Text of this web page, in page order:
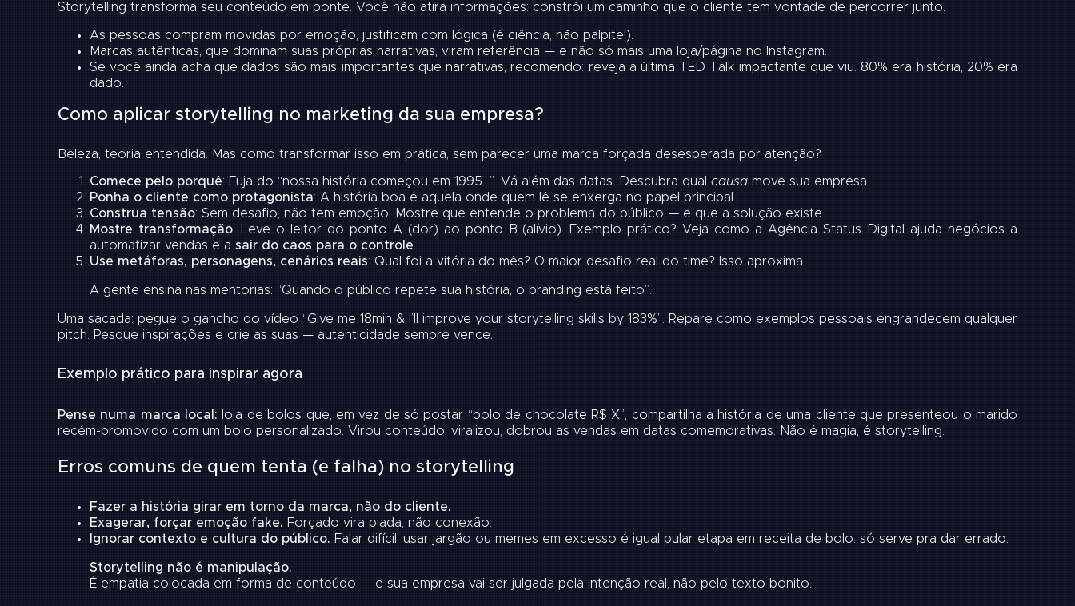
Storytelling transforma seu conteúdo em ponte. Você não atira informações: constrói um caminho que o cliente tem vontade de percorrer junto.
As pessoas compram movidas por emoção, justificam com lógica (é ciência, não palpite!).
Marcas autênticas, que dominam suas próprias narrativas, viram referência — e não só mais uma loja/página no Instagram.
Se você ainda acha que dados são mais importantes que narrativas, recomendo: reveja a última TED Talk impactante que viu. 80% era história, 20% era
dado.
Como aplicar storytelling no marketing da sua empresa?
Beleza, teoria entendida. Mas como transformar isso em prática, sem parecer uma marca forçada desesperada por atenção?
Comece pelo porquê: Fuja do “nossa história começou em 1995…”. Vá além das datas. Descubra qual causa move sua empresa.
Ponha o cliente como protagonista: A história boa é aquela onde quem lê se enxerga no papel principal.
Construa tensão: Sem desafio, não tem emoção. Mostre que entende o problema do público — e que a solução existe.
Mostre transformação: Leve o leitor do ponto A (dor) ao ponto B (alívio). Exemplo prático? Veja como a Agência Status Digital ajuda negócios a
automatizar vendas e a sair do caos para o controle
Use metáforas, personagens, cenários reais: Qual foi a vitória do mês? O maior desafio real do time? Isso aproxima.
A gente ensina nas mentorias: “Quando o público repete sua história, o branding está feito”.
Uma sacada: pegue o gancho do vídeo “Give me 18min & I’ll improve your storytelling skills by 183%”. Repare como exemplos pessoais engrandecem qualquer
pitch. Pesque inspirações e crie as suas — autenticidade sempre vence.
Exemplo prático para inspirar agora
Pense numa marca local: loja de bolos que, em vez de só postar “bolo de chocolate R$ X”, compartilha a história de uma cliente que presenteou o marido
recém-promovido com um bolo personalizado. Virou conteúdo, viralizou, dobrou as vendas em datas comemorativas. Não é magia, é storytelling.
Erros comuns de quem tenta (e falha) no storytelling
Fazer a história girar em torno da marca, não do cliente.
Exagerar, forçar emoção fake. Forçado vira piada, não conexão.
Ignorar contexto e cultura do público. Falar difícil, usar jargão ou memes em excesso é igual pular etapa em receita de bolo: só serve pra dar errado.
Storytelling não é manipulação.
É empatia colocada em forma de conteúdo — e sua empresa vai ser julgada pela intenção real, não pelo texto bonito.